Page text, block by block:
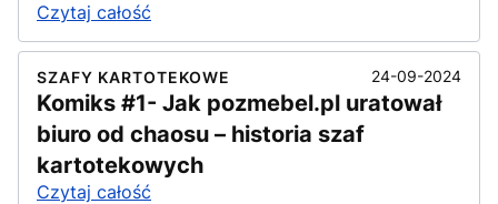
Czytaj całość
SZAFY KARTOTEKOWE 24-09-2024
Komiks #1- Jak pozmebel.pl uratował
biuro od chaosu – historia szaf
kartotekowych
Czytaj całość